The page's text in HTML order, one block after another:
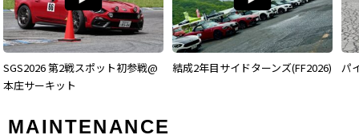
SGS2026 第2戦スポット初参戦@
本庄サーキット
結成2年目サイドターンズ(FF2026) パ
MAINTENANCE